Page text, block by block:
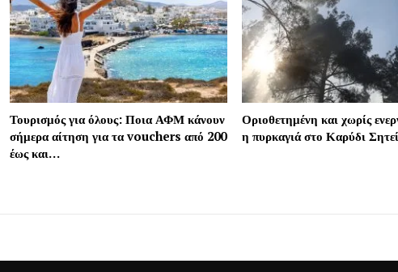
Τουρισμός για όλους: Ποια ΑΦΜ κάνουν
σήμερα αίτηση για τα vouchers από 200
έως και…
Οριοθετημένη και χωρίς
η πυρκαγιά στο Καρύδι